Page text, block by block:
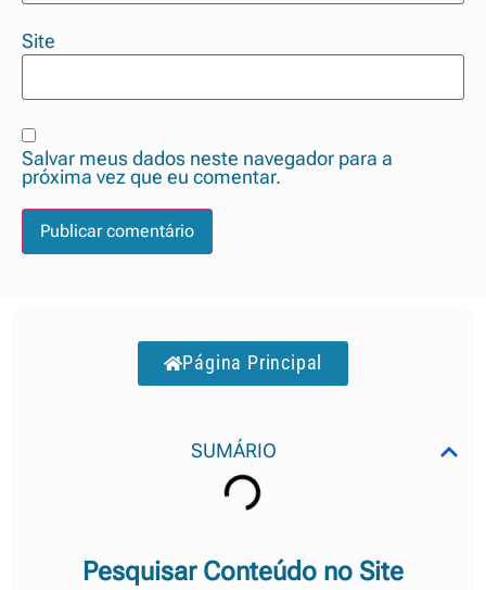
Site
Salvar meus dados neste navegador para a
próxima vez que eu comentar.
Página Principal
SUMÁRIO
Pesquisar Conteúdo no Site